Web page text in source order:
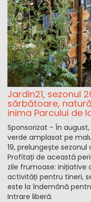
Jardin21, sezonul
sărbătoare,
inima Parcului de
Sponsorizat - În
verde amplasat pe
19, prelungește
Profitați de această
zile frumoase:
activități pentru tineri,
este la îndemână
Intrare liberă.